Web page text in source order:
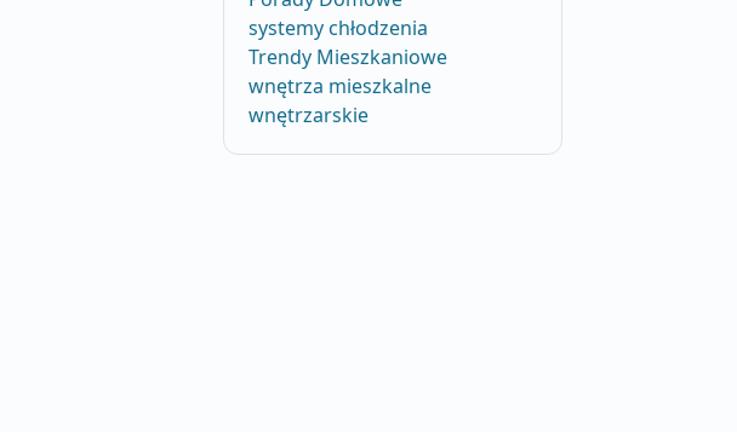
systemy chłodzenia
Trendy Mieszkaniowe
wnętrza mieszkalne
wnętrzarskie